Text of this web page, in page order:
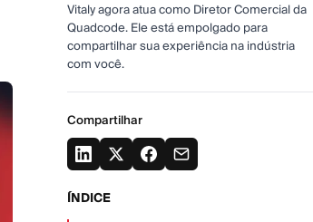
Vitaly agora atua como Diretor Comercial da
Quadcode. Ele está empolgado para
compartilhar sua experiência na indústria
com você.
Compartilhar
ÍNDICE